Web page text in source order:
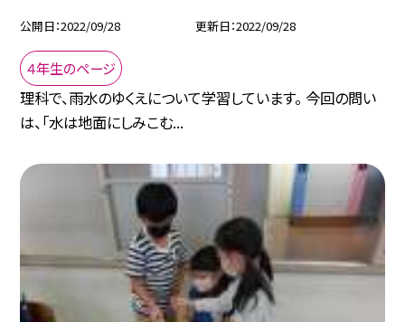
公開日 2022/09/28 更新日 2022/09/28
４年生のページ
理科で、雨水のゆくえについて学習しています。 今回の問い
は、「水は地面にしみこむ...